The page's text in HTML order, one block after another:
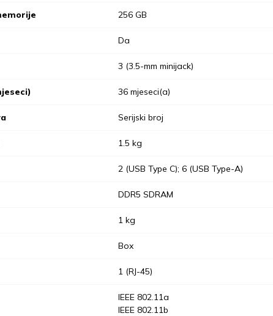
256 GB
Da
3 (3.5-mm minijack)
36 mjeseci(a)
Serijski broj
1.5 kg
2 (USB Type C); 6 (USB Type-A)
DDR5 SDRAM
1 kg
Box
1 (RJ-45)
IEEE 802.11a
IEEE 802.11b